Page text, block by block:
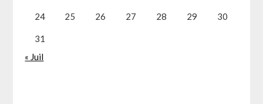
24 25 26 27 28 29 30
31
« Juil